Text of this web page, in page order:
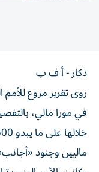
دكار - أ ف ب
في مورا مالي،
ماليين وجنود